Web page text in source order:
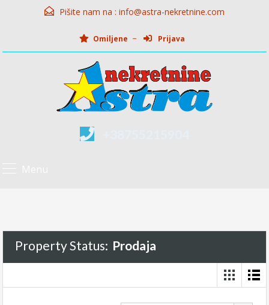
Pišite nam na : info@astra-nekretnine.com
Omiljene Prijava
Property Status: Prodaja